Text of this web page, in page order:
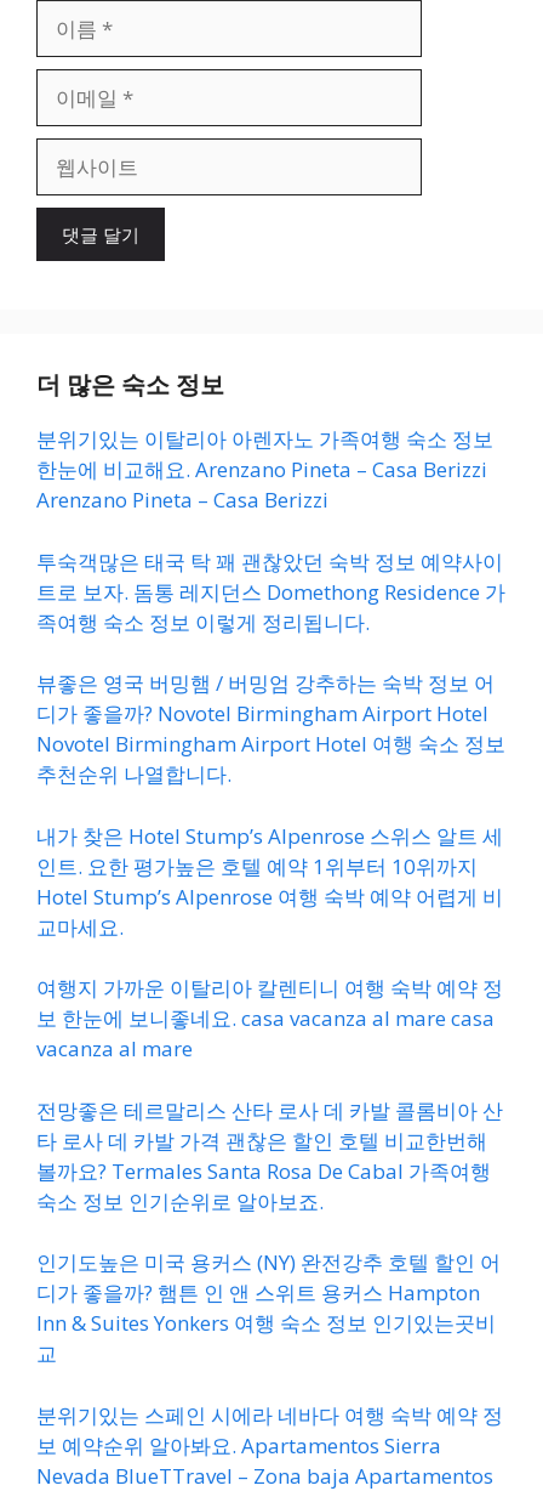
일
이
더 많은 숙소 정보
분위기있는 이탈리아 아렌자노 가족여행 숙소 정보
한눈에 비교해요. Arenzano Pineta – Casa Berizzi
Arenzano Pineta – Casa Berizzi
투숙객많은 태국 탁 꽤 괜찮았던 숙박 정보 예약사이
트로 보자. 돔통 레지던스 Domethong Residence 가
족여행 숙소 정보 이렇게 정리됩니다.
뷰좋은 영국 버밍햄 / 버밍엄 강추하는 숙박 정보 어
디가 좋을까? Novotel Birmingham Airport Hotel
Novotel Birmingham Airport Hotel 여행 숙소 정보
추천순위 나열합니다.
내가 찾은 Hotel Stump’s Alpenrose 스위스 알트 세
인트. 요한 평가높은 호텔 예약 1위부터 10위까지
Hotel Stump’s Alpenrose 여행 숙박 예약 어렵게 비
교마세요.
여행지 가까운 이탈리아 칼렌티니 여행 숙박 예약 정
보 한눈에 보니좋네요. casa vacanza al mare casa
vacanza al mare
전망좋은 테르말리스 산타 로사 데 카발 콜롬비아 산
타 로사 데 카발 가격 괜찮은 할인 호텔 비교한번해
볼까요? Termales Santa Rosa De Cabal 가족여행
숙소 정보 인기순위로 알아보죠.
인기도높은 미국 용커스 (NY) 완전강추 호텔 할인 어
디가 좋을까? 햄튼 인 앤 스위트 용커스 Hampton
Inn & Suites Yonkers 여행 숙소 정보 인기있는곳비
교
분위기있는 스페인 시에라 네바다 여행 숙박 예약 정
보 예약순위 알아봐요. Apartamentos Sierra
Nevada BlueTTravel – Zona baja Apartamentos